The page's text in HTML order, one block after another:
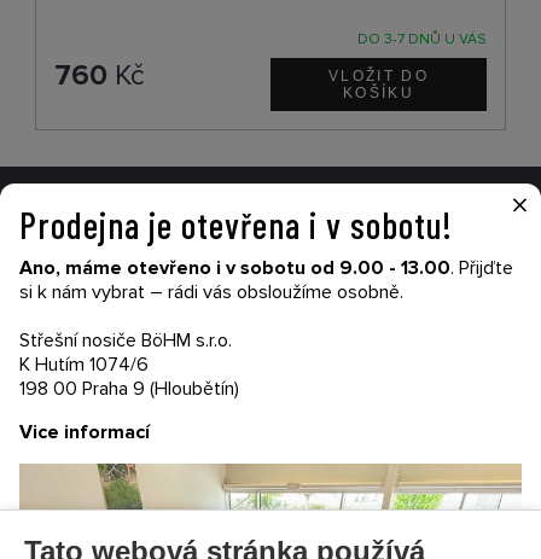
DO 3-7 DNŮ U VÁS
760 Kč
VŠE O NÁKUPU
Garance nákupu
Obchodní podmínky
Kontakty
Ochrana soukromí
Tato webová stránka používá
×
Prodejna je otevřena i v sobotu!
Ano, máme otevřeno i v sobotu od 9.00 - 13.00. Přijďte
si k nám vybrat – rádi vás obsloužíme osobně.
Střešní nosiče BöHM s.r.o.
K Hutím 1074/6
198 00 Praha 9 (Hloubětín)
Vice informací